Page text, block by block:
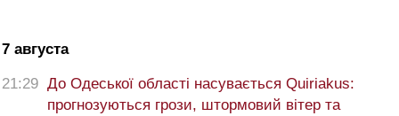
7 августа
21:29 До Одеської області насувається Quiriakus:
прогнозуються грози, штормовий вітер та